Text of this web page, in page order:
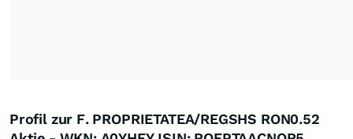
Profil zur F. PROPRIETATEA/REGSHS RON0.52